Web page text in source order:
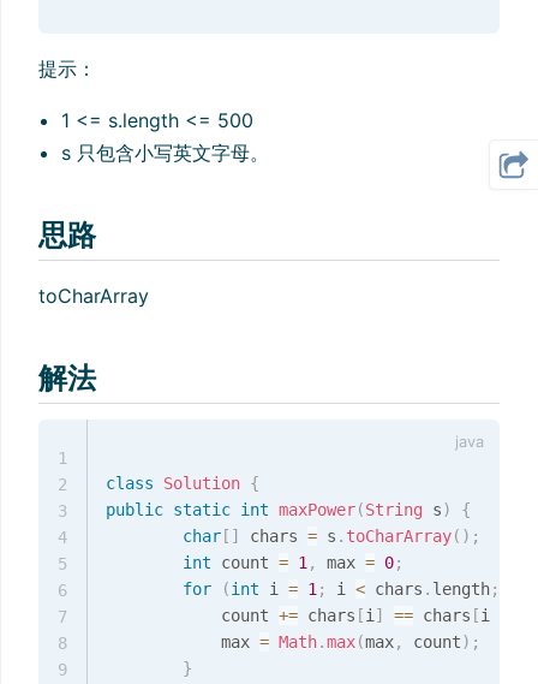
提示：
1 <= s.length <= 500
s 只包含小写英文字母。
思路
toCharArray
解法
class Solution {
public static int maxPower(String s)
{
char [ ] chars = s . toCharArray( ) ;
int count = 1, max = 0;
for
(int i = 1; i < chars . length;
			count
+= chars [i] == chars [i
			max
= Math.max(max, count) ;
}
1
2
3
4
5
6
7
8
9